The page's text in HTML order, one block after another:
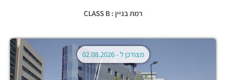
רמת בניין : CLASS B
מצודכן ל -02.08.2026